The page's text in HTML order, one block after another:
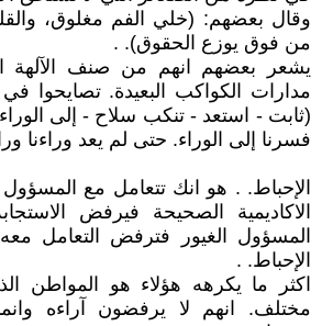
وقال بعضهم: (خلي الفم مغلوق،
من فوق يوزع الحقوق). .
يشعر بعضهم انهم من صنف الآلهة
مدارات الكواكب البعيدة. تصايحوا
(ثابت - استعد - تنكب سلاح - إلى
فسرنا إلى الوراء. حتى لم يعد وراءنا
الإحباط. . هو انك تتعامل مع المسؤول
الاكاديمية الصحيحة فيرفض
المسؤول الغيور فترفض التعامل
الإحباط. .
اكثر ما يكرهه هؤلاء هو المواطن
مختلف. انهم لا يرفضون آراءه